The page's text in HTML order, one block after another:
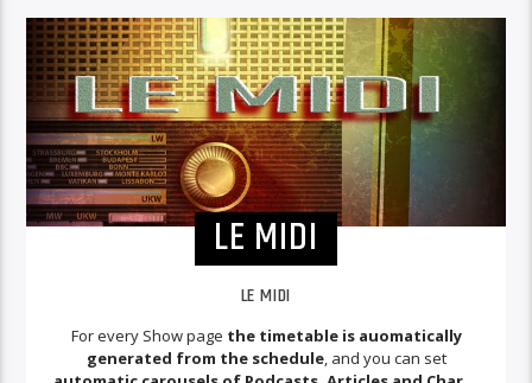
LE MIDI
LE MIDI
For every Show page the timetable is auomatically
generated from the schedule, and you can set